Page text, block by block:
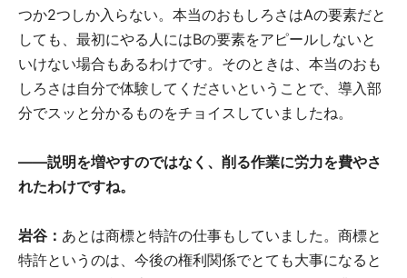
つか2つしか入らない。本当のおもしろさはAの要素だと
しても、最初にやる人にはBの要素をアピールしないと
いけない場合もあるわけです。そのときは、本当のおも
しろさは自分で体験してくださいということで、導入部
分でスッと分かるものをチョイスしていましたね。
――説明を増やすのではなく、削る作業に労力を費やさ
れたわけですね。
岩谷： あとは商標と特許の仕事もしていました。商標と
特許というのは、今後の権利関係でとても大事になると